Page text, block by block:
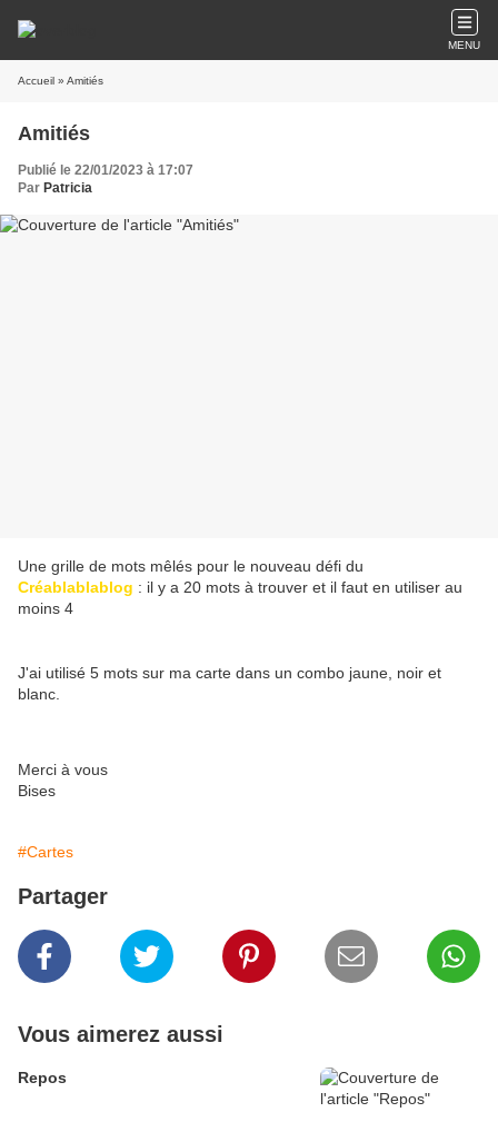
MENU
Accueil » Amitiés
Amitiés
Publié le 22/01/2023 à 17:07
Par Patricia
Une grille de mots mêlés pour le nouveau défi du
Créablablablog : il y a 20 mots à trouver et il faut en utiliser au
moins 4
J'ai utilisé 5 mots sur ma carte dans un combo jaune, noir et
blanc.
Merci à vous
Bises
#Cartes
Partager
Vous aimerez aussi
Repos